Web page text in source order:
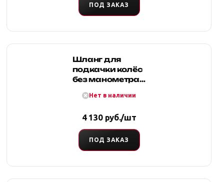
RevoПОД ЗАКАЗ
Шланг для
подкачки колёс
без манометра
папаНет в наличии
4 130 руб./шт
ПОД ЗАКАЗ